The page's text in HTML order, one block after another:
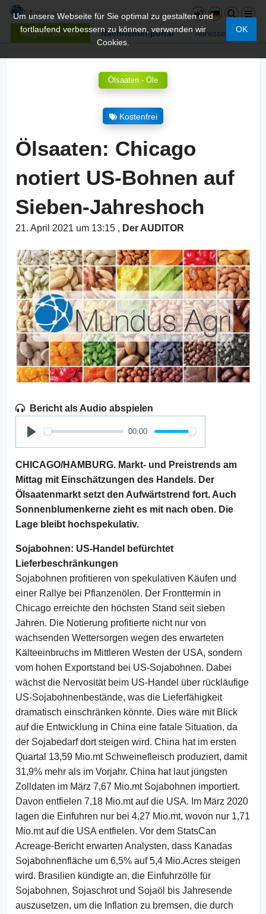
Mitglied werden Nachrichtenportal Adressen
Um unsere Webseite für Sie optimal zu gestalten und
fortlaufend verbessern zu können, verwenden wir
Cookies.
OK
Ölsaaten - Öle
Kostenfrei
Ölsaaten: Chicago
notiert US-Bohnen auf
Sieben-Jahreshoch
21. April 2021 um 13:15 , Der AUDITOR
Bericht als Audio abspielen
Play
00:00
CHICAGO/HAMBURG. Markt- und Preistrends am
Mittag mit Einschätzungen des Handels. Der
Ölsaatenmarkt setzt den Aufwärtstrend fort. Auch
Sonnenblumenkerne zieht es mit nach oben. Die
Lage bleibt hochspekulativ.
Sojabohnen: US-Handel befürchtet
Lieferbeschränkungen
Sojabohnen profitieren von spekulativen Käufen und
einer Rallye bei Pflanzenölen. Der Fronttermin in
Chicago erreichte den höchsten Stand seit sieben
Jahren. Die Notierung profitierte nicht nur von
wachsenden Wettersorgen wegen des erwarteten
Kälteeinbruchs im Mittleren Westen der USA, sondern
vom hohen Exportstand bei US-Sojabohnen. Dabei
wächst die Nervosität beim US-Handel über rückläufige
US-Sojabohnenbestände, was die Lieferfähigkeit
dramatisch einschränken könnte. Dies wäre mit Blick
auf die Entwicklung in China eine fatale Situation, da
der Sojabedarf dort steigen wird. China hat im ersten
Quartal 13,59 Mio.mt Schweinefleisch produziert, damit
31,9% mehr als im Vorjahr. China hat laut jüngsten
Zolldaten im März 7,67 Mio.mt Sojabohnen importiert.
Davon entfielen 7,18 Mio.mt auf die USA. Im März 2020
lagen die Einfuhren nur bei 4,27 Mio.mt, wovon nur 1,71
Mio.mt auf die USA entfielen. Vor dem StatsCan
Acreage-Bericht erwarten Analysten, dass Kanadas
Sojabohnenfläche um 6,5% auf 5,4 Mio.Acres steigen
wird. Brasilien kündigte an, die Einfuhrzölle für
Sojabohnen, Sojaschrot und Sojaöl bis Jahresende
auszusetzen, um die Inflation zu bremsen, die durch